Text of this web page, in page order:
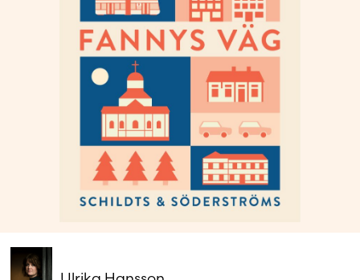
Glömt ditt lösenord?
Har du inget konto?
Skapa nytt konto